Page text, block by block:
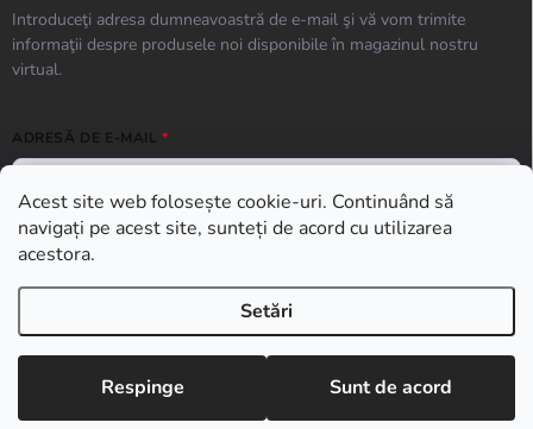
Acest site web folosește cookie-uri. Continuând să
navigați pe acest site, sunteți de acord cu utilizarea
acestora.
Setări
Respinge Sunt de acord
Introduceţi adresa dumneavoastră de e-mail şi vă vom trimite
informaţii despre produsele noi disponibile în magazinul nostru
virtual.
ADRESĂ DE E-MAIL
ABONARE
Creat de Shoptet
Drepturi de autor 2026 . Toate drepturile rezervate.